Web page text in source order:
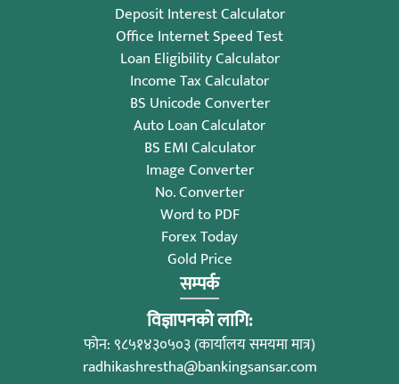
Deposit Interest Calculator
Office Internet Speed Test
Loan Eligibility Calculator
Income Tax Calculator
BS Unicode Converter
Auto Loan Calculator
BS EMI Calculator
Image Converter
No. Converter
Word to PDF
Forex Today
Gold Price
सम्पर्क
विज्ञापनको लागि:
फोन: ९८५१४३०५०३ (कार्यालय समयमा मात्र)
radhikashrestha@bankingsansar.com